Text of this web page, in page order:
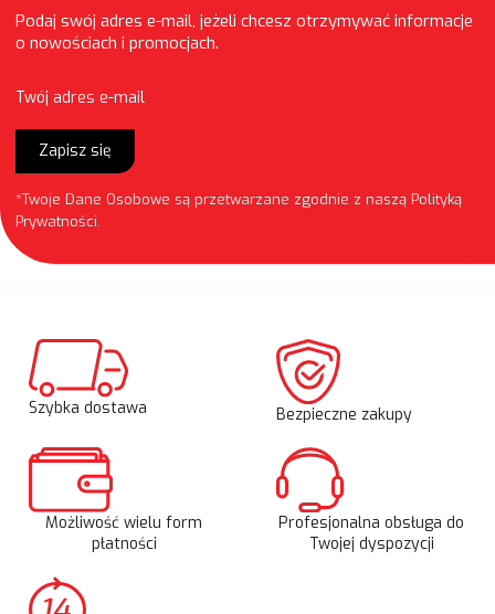
Podaj swój adres e-mail, jeżeli chcesz otrzymywać informacje
o nowościach i promocjach.
Twój adres e-mail
Zapisz się
*Twoje Dane Osobowe są przetwarzane zgodnie z naszą Polityką
Prywatności.
Szybka dostawa Bezpieczne zakupy
Możliwość wielu form
płatności
Profesjonalna obsługa do
Twojej dyspozycji